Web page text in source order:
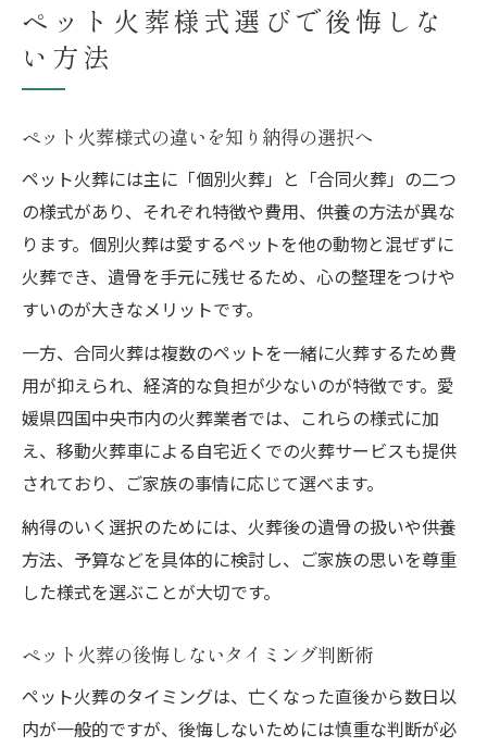
ペット火葬選びで失敗しない準備と心構え
心を込めた四国中央市でのペット火葬の選択肢
ペット火葬で家族の想いを大切にするコツ
愛媛のペット火葬口コミから考える選び方
心が安らぐペット火葬体験談とその特徴
費用面や供養法も考慮したペット火葬の進め方
ペット火葬の費用相場と賢い進め方のコツ
予算に合ったペット火葬様式と供養方法の
選択
ペット火葬費用を抑えるための具体的な工
夫
供養法も踏まえたペット火葬の最適な流れ
ペット火葬費用比較と選び方の重要ポイン
ト
ペット火葬で個別と合同の違いを理解する
家族の希望を反映したペット火葬判断の方
法
ペット火葬様式選びで後悔しな
い方法
ペット火葬様式の違いを知り納得の選択へ
ペット火葬には主に「個別火葬」と「合同火葬」の二つ
の様式があり、それぞれ特徴や費用、供養の方法が異な
ります。個別火葬は愛するペットを他の動物と混ぜずに
火葬でき、遺骨を手元に残せるため、心の整理をつけや
すいのが大きなメリットです。
一方、合同火葬は複数のペットを一緒に火葬するため費
用が抑えられ、経済的な負担が少ないのが特徴です。愛
媛県四国中央市内の火葬業者では、これらの様式に加
え、移動火葬車による自宅近くでの火葬サービスも提供
されており、ご家族の事情に応じて選べます。
納得のいく選択のためには、火葬後の遺骨の扱いや供養
方法、予算などを具体的に検討し、ご家族の思いを尊重
した様式を選ぶことが大切です。
ペット火葬の後悔しないタイミング判断術
ペット火葬のタイミングは、亡くなった直後から数日以
内が一般的ですが、後悔しないためには慎重な判断が必